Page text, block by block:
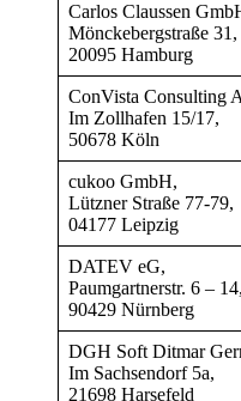
Carlos Claussen
Mönckebergstraße 31,
20095 Hamburg
ConVista Consulting
Im Zollhafen 15/17,
50678 Köln
cukoo GmbH,
Lützner Straße 77-79,
04177 Leipzig
DATEV eG,
Paumgartnerstr. 6 – 14,
90429 Nürnberg
DGH Soft Ditmar
Im Sachsendorf 5a,
21698 Harsefeld